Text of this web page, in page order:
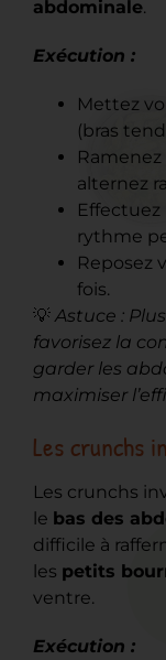
abdominale.
Exécution :
Mettez
(bras
alternez
rythme
Reposez
fois.
💡Astuce :
favorisez la
garder les
maximiser
Les crunchs
Les crunchs
le bas des
difficile à
les petits
ventre.
Exécution :